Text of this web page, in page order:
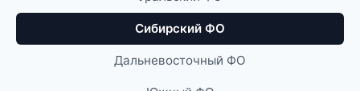
Сибирский ФО
Дальневосточный ФО